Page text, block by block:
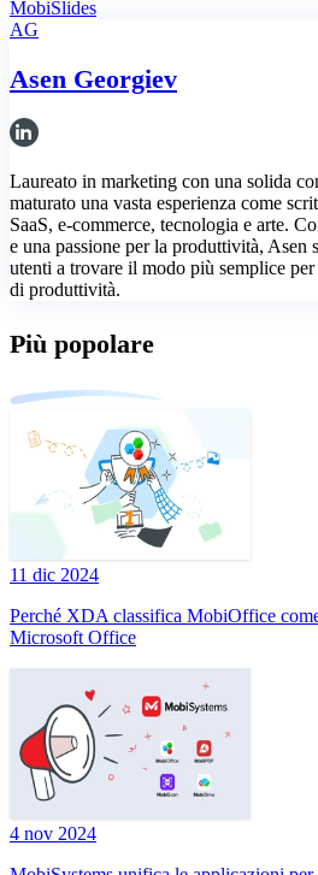
MobiSlides
AG
Asen Georgiev
Laureato in marketing con una solida
maturato una vasta esperienza come
SaaS, e-commerce, tecnologia e arte.
e una passione per la produttività, Asen
utenti a trovare il modo più semplice
di produttività.
Più popolare
11 dic 2024
Perché XDA classifica MobiOffice
Microsoft Office
4 nov 2024